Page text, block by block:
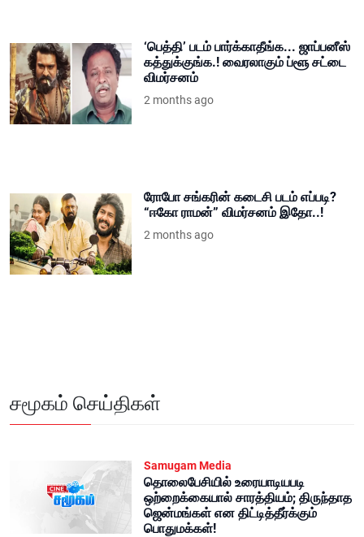
‘பெத்தி’ படம் பார்க்காதீங்க... ஜாப்பனீஸ்
கத்துக்குங்க.! வைரலாகும் ப்ளூ சட்டை
விமர்சனம்
2 months ago
ரோபோ சங்கரின் கடைசி படம் எப்படி?
“ஈகோ ராமன்” விமர்சனம் இதோ..!
2 months ago
சமூகம் செய்திகள்
Samugam Media
தொலைபேசியில் உரையாடியபடி
ஒற்றைக்கையால் சாரத்தியம்; திருந்தாத
ஜென்மங்கள் என திட்டித்தீர்க்கும்
பொதுமக்கள்!